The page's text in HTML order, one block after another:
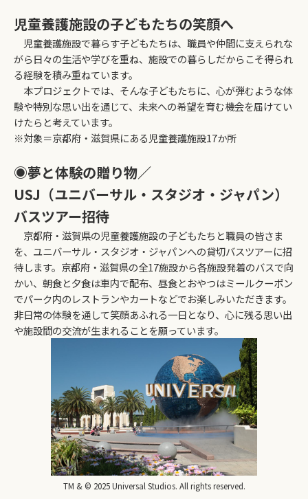
児童養護施設の子どもたちの笑顔へ
児童養護施設で暮らす子どもたちは、職員や仲間に支えられな
がら日々の生活や学びを重ね、施設での暮らしだからこそ得られ
る経験を積み重ねています。
本プロジェクトでは、そんな子どもたちに、心が弾むような体
験や特別な思い出を通じて、未来への希望を育む機会を届けてい
けたらと考えています。
※対象＝京都府・滋賀県にある児童養護施設17か所
◉夢と体験の贈り物／
USJ（ユニバーサル・スタジオ・ジャパン）
バスツアー招待
京都府・滋賀県の児童養護施設の子どもたちと職員の皆さま
を、ユニバーサル・スタジオ・ジャパンへの貸切バスツアーに招
待します。京都府・滋賀県の全17施設から各施設発着のバスで向
かい、朝食と夕食は車内で配布、昼食とおやつはミールクーポン
でパーク内のレストランやカートなどでお楽しみいただきます。
非日常の体験を通して笑顔あふれる一日となり、心に残る思い出
や施設間の交流が生まれることを願っています。
TM & © 2025 Universal Studios. All rights reserved.